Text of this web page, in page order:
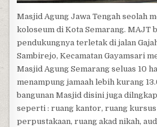
Masjid Agung Jawa Tengah seolah
koloseum di Kota Semarang. MAJT
pendukungnya terletak di jalan
Sambirejo, Kecamatan Gayamsari
Masjid Agung Semarang seluas 10
menampung jamaah lebih kurang
bangunan Masjid disini juga
seperti : ruang kantor, ruang
perpustakaan, ruang akad nikah,